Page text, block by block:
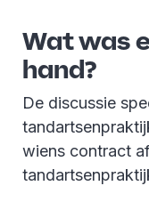
Wat was
hand?
De discussie
wiens contract